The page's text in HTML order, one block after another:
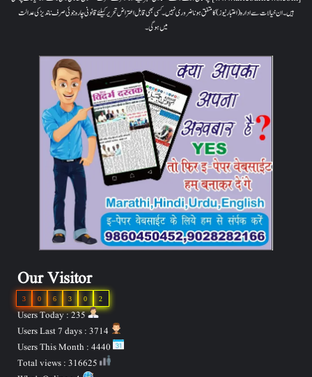
ہیں۔ ان خیالات سے ادارہ (اعتبار نیوز) کا متفق ہونا ضروری نہیں۔ کسی بھی قابل اعتراض تحریر کیلئے قانونی چارہ جوئی صرف ناندیڑ کی عدالت
میں ہوگی۔
Our Visitor
2
0
3
6
0
3
Users Today : 235